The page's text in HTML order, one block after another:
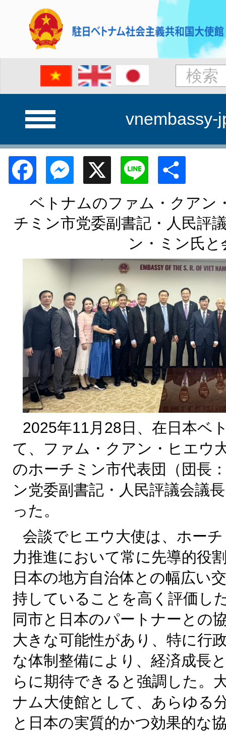
vnembassy-
FacebookMessenger
X Line
ベトナムのファム・クアン
チミン市党委副書記・人民評
ン・ミン氏と
2025年11月28日、在日本ベ
て、ファム・クアン・ヒエウ
のホーチミン市代表団（団長
ン党委副書記・人民評議会議
った。
会談でヒエウ大使は、ホー
力推進において常に先導的役
日本の地方自治体との幅広い
持していることを高く評価し
同市と日本のパートナーとの
大きな可能性があり、特に行
な体制整備により、経済成長
らに期待できると強調した。
ナム大使館として、あらゆる
と日本の実質的かつ効果的な